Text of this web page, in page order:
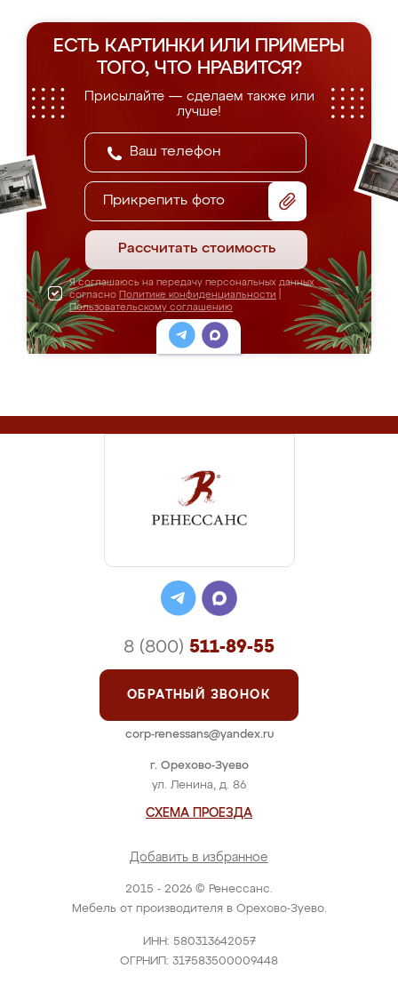
ЕСТЬ КАРТИНКИ ИЛИ ПРИМЕРЫ
ТОГО, ЧТО НРАВИТСЯ?
Присылайте — сделаем также или
лучше!
Прикрепить фото
Рассчитать стоимость
Я соглашаюсь на передачу персональных данных
согласно Политике конфиденциальности
Пользовательскому соглашению
2015 - 2026 © Ренессанс.
Мебель от производителя в Орехово-Зуево.
ИНН: 580313642057
ОГРНИП: 317583500009448
г. Орехово-Зуево
ул. Ленина, д. 86
СХЕМА ПРОЕЗДА
Добавить в избранное
8 (800) 511-89-55
ОБРАТНЫЙ ЗВОНОК
corp-renessans@yandex.ru